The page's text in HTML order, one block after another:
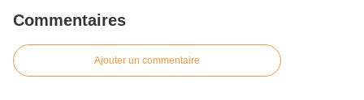
Commentaires
Ajouter un commentaire